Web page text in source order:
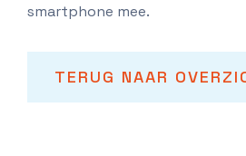
smartphone mee.
TERUG NAAR